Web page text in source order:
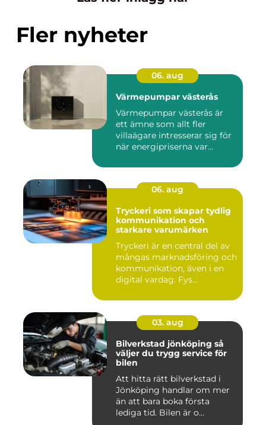
Fler nyheter
06. aug
Värmepumpar västerås
Värmepumpar västerås är
ett ämne som allt fler
villaägare intresserar sig för
när energipriserna var...
06. aug
Tryckeri som skapar tydlig
kommunikation och
starkare varumärken
Tryckeri är en central del av
mångas marknadsföring och
kommunikation, även i en
digital vardag. Fys...
03. aug
Bilverkstad jönköping så
väljer du trygg service för
bilen
Att hitta rätt bilverkstad i
Jönköping handlar om mer
än att bara boka första
lediga tid. Bilen är o...